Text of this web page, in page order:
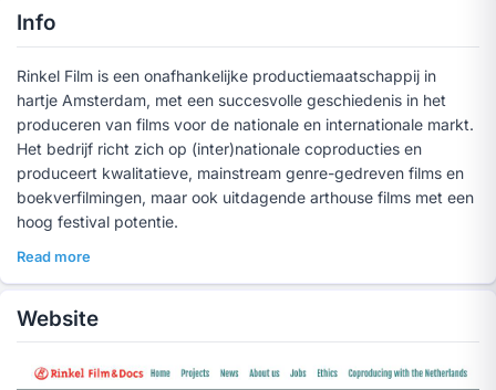
Info
Rinkel Film is een onafhankelijke productiemaatschappij in
hartje Amsterdam, met een succesvolle geschiedenis in het
produceren van films voor de nationale en internationale markt.
Het bedrijf richt zich op (inter)nationale coproducties en
produceert kwalitatieve, mainstream genre-gedreven films en
boekverfilmingen, maar ook uitdagende arthouse films met een
hoog festival potentie.
Read more
Website